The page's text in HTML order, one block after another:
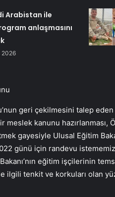
Arabistan ile
anlaşmasını
2026
geri çekilmesini talep
meslek kanunu hazırlanması,
gayesiyle Ulusal Eğitim
günü için randevu
eğitim işçilerinin
ilgili tenkit ve korkuları olan